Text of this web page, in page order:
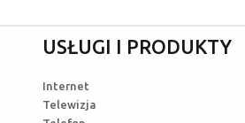
USŁUGI I PRODUKTY
Internet
Telewizja